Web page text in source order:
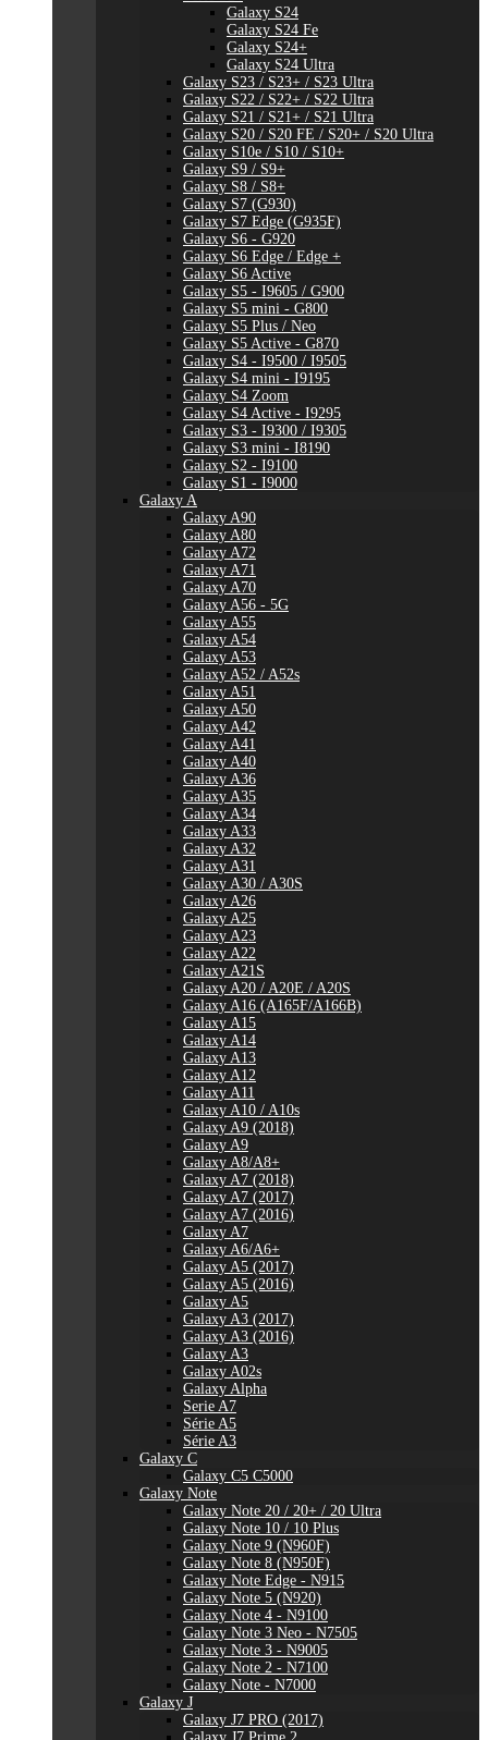
Galaxy S24
Galaxy S24 Fe
Galaxy S24+
Galaxy S24 Ultra
Galaxy S23 / S23+ / S23 Ultra
Galaxy S22 / S22+ / S22 Ultra
Galaxy S21 / S21+ / S21 Ultra
Galaxy S20 / S20 FE / S20+ / S20 Ultra
Galaxy S10e / S10 / S10+
Galaxy S9 / S9+
Galaxy S8 / S8+
Galaxy S7 (G930)
Galaxy S7 Edge (G935F)
Galaxy S6 - G920
Galaxy S6 Edge / Edge +
Galaxy S6 Active
Galaxy S5 - I9605 / G900
Galaxy S5 mini - G800
Galaxy S5 Plus / Neo
Galaxy S5 Active - G870
Galaxy S4 - I9500 / I9505
Galaxy S4 mini - I9195
Galaxy S4 Zoom
Galaxy S4 Active - I9295
Galaxy S3 - I9300 / I9305
Galaxy S3 mini - I8190
Galaxy S2 - I9100
Galaxy S1 - I9000
Galaxy A
Galaxy A90
Galaxy A80
Galaxy A72
Galaxy A71
Galaxy A70
Galaxy A56 - 5G
Galaxy A55
Galaxy A54
Galaxy A53
Galaxy A52 / A52s
Galaxy A51
Galaxy A50
Galaxy A42
Galaxy A41
Galaxy A40
Galaxy A36
Galaxy A35
Galaxy A34
Galaxy A33
Galaxy A32
Galaxy A31
Galaxy A30 / A30S
Galaxy A26
Galaxy A25
Galaxy A23
Galaxy A22
Galaxy A21S
Galaxy A20 / A20E / A20S
Galaxy A16 (A165F/A166B)
Galaxy A15
Galaxy A14
Galaxy A13
Galaxy A12
Galaxy A11
Galaxy A10 / A10s
Galaxy A9 (2018)
Galaxy A9
Galaxy A8/A8+
Galaxy A7 (2018)
Galaxy A7 (2017)
Galaxy A7 (2016)
Galaxy A7
Galaxy A6/A6+
Galaxy A5 (2017)
Galaxy A5 (2016)
Galaxy A5
Galaxy A3 (2017)
Galaxy A3 (2016)
Galaxy A3
Galaxy A02s
Galaxy Alpha
Serie A7
Série A5
Série A3
Galaxy C
Galaxy C5 C5000
Galaxy Note
Galaxy Note 20 / 20+ / 20 Ultra
Galaxy Note 10 / 10 Plus
Galaxy Note 9 (N960F)
Galaxy Note 8 (N950F)
Galaxy Note Edge - N915
Galaxy Note 5 (N920)
Galaxy Note 4 - N9100
Galaxy Note 3 Neo - N7505
Galaxy Note 3 - N9005
Galaxy Note 2 - N7100
Galaxy Note - N7000
Galaxy J
Galaxy J7 PRO (2017)